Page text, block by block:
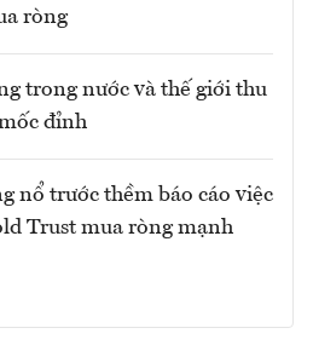
ròng
trong nước và thế giới thu
đỉnh
nổ trước thềm báo cáo việc
Trust mua ròng mạnh